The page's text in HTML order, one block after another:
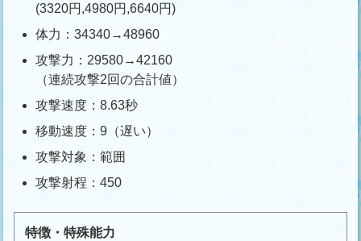
(3320円,4980円,6640円)
体力：34340→48960
攻撃力：29580→42160
（連続攻撃2回の合計値）
攻撃速度：8.63秒
移動速度：9（遅い）
攻撃対象：範囲
攻撃射程：450
特徴・特殊能力